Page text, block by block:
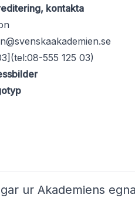
kontakta
555 125 03)
ur Akademiens